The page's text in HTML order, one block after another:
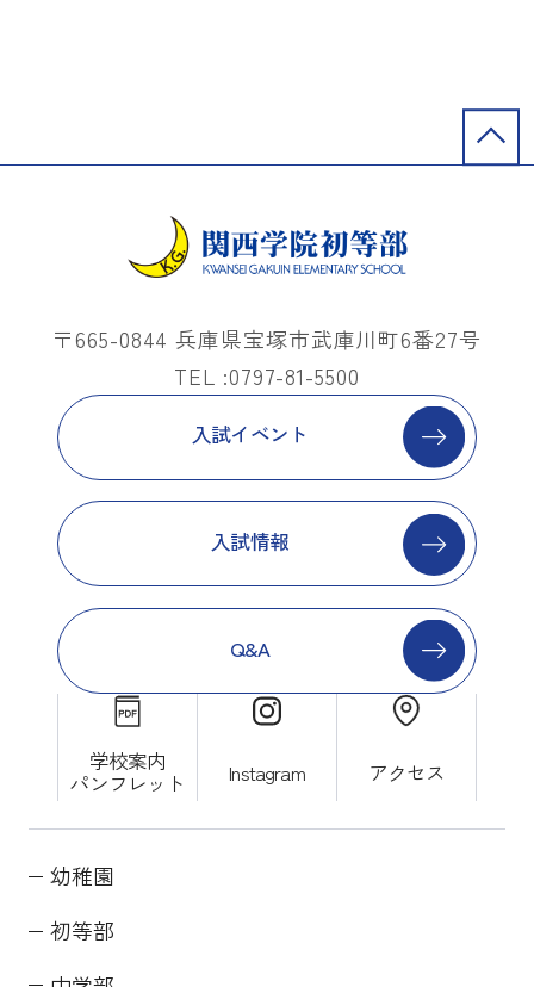
〒665-0844 兵庫県宝塚市武庫川町6番27号
TEL :0797-81-5500
入試イベント
入試情報
Q&A
学校案内
パンフレット Instagram アクセス
幼稚園
初等部